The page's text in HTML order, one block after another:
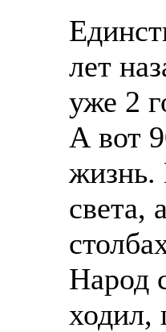
лет
уже 2
А вот
жизнь.
света,
Народ
ходил,